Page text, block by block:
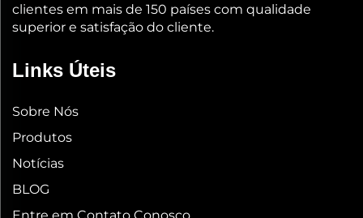
clientes em mais de 150 países com qualidade
superior e satisfação do cliente.
Links Úteis
Sobre Nós
Produtos
Notícias
BLOG
Entre em Contato Conosco